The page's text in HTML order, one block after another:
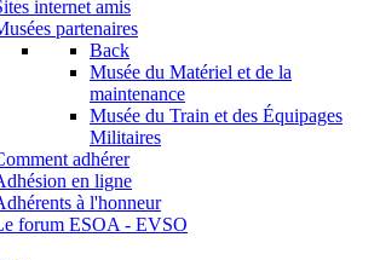
internet amis
partenaires
Back
Musée du Matériel et de la
maintenance
Musée du Train et des Équipages
Militaires
adhérer
en ligne
à l'honneur
forum ESOA - EVSO